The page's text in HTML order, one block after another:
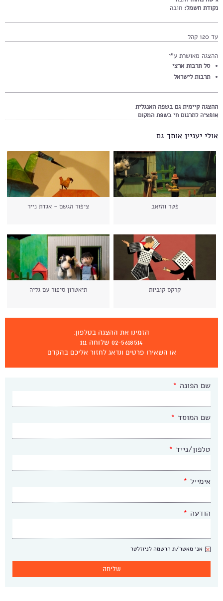
הזמינו את ההצגה בטלפון:
02-5618514 שלוחה 111
או השאירו פרטים ונדאג לחזור אליכם בהקדם
שם הפונה *
שם המוסד *
טלפון/נייד *
אימייל *
הודעה *
ניוזלטר
אני מאשר/ת הרשמה לניוזלטר
נקודת חשמל: חובה
עד 120 קהל
ההצגה מאושרת ע"י
סל תרבות ארצי
תרבות לישראל
ההצגה קיימית גם בשפה האנגלית
אופציה לתרגום חי בשפת המקום
אולי יעניין אותך גם
פטר והזאב ציפור הגשם - אגדת נייר
קרקס קוביות תיאטרון סיפור עם גליה